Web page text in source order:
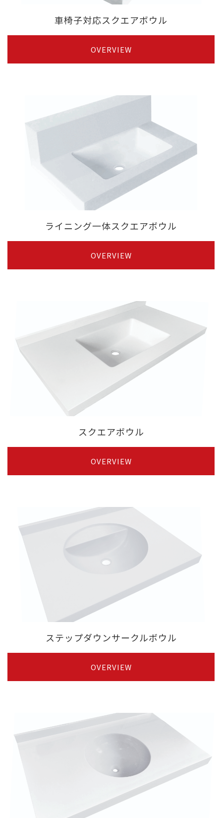
車椅子対応スクエアボウル
OVERVIEW
ライニング一体スクエアボウル
OVERVIEW
スクエアボウル
OVERVIEW
ステップダウンサークルボウル
OVERVIEW